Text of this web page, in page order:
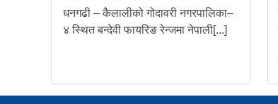
धनगढी – कैलालीको गोदावरी नगरपालिका–
४ स्थित बन्देवी फायरिङ रेन्जमा नेपाली[...]